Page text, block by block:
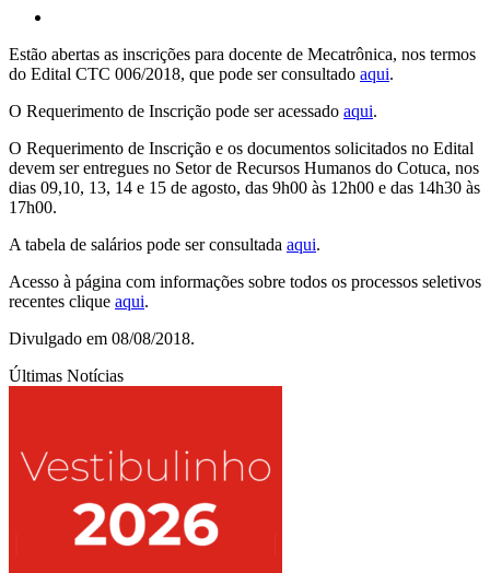
Estão abertas as inscrições para docente de Mecatrônica, nos termos
do Edital CTC 006/2018, que pode ser consultado aqui.
O Requerimento de Inscrição pode ser acessado aqui.
O Requerimento de Inscrição e os documentos solicitados no Edital
devem ser entregues no Setor de Recursos Humanos do Cotuca, nos
dias 09,10, 13, 14 e 15 de agosto, das 9h00 às 12h00 e das 14h30 às
17h00.
A tabela de salários pode ser consultada aqui.
Acesso à página com informações sobre todos os processos seletivos
recentes clique aqui.
Divulgado em 08/08/2018.
Últimas Notícias